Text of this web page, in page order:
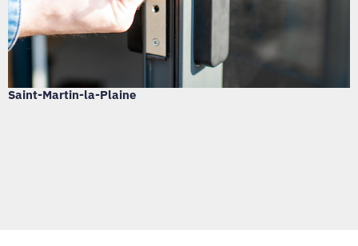
Saint-Martin-la-Plaine